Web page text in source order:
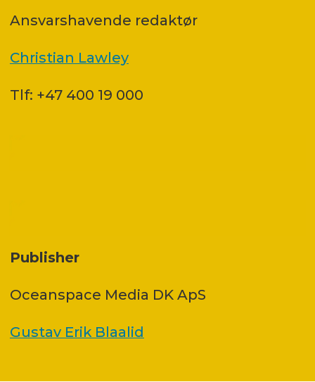
Ansvars­havende redaktør
Christian Lawley
Tlf: +47 400 19 000
Publisher
Oceanspace Media DK ApS
Gustav Erik Blaalid